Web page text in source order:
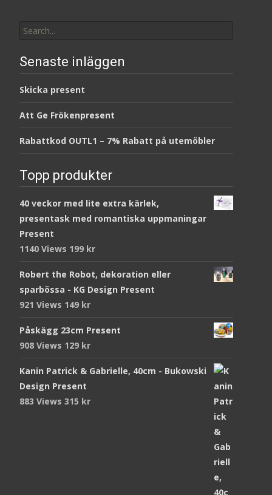
for:
Senaste inläggen
Skicka present
Att Ge Frökenpresent
Rabattkod OUTL1 – 7% Rabatt på utemöbler
Topp produkter
40 veckor med lite extra kärlek,
presentask med romantiska uppmaningar
Present
1140 Views 199 kr
Robert the Robot, dekoration eller
sparbössa - KG Design Present
921 Views 149 kr
Påskägg 23cm Present
908 Views 129 kr
Kanin Patrick & Gabrielle, 40cm - Bukowski
Design Present
883 Views 315 kr